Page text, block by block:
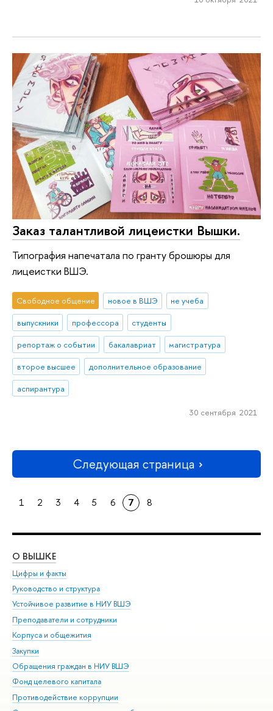
Заказ талантливой лицеистки Вышки.
Типография напечатала по гранту брошюры для
лицеистки ВШЭ.
Свободное общение новое в ВШЭ
не учеба
выпускники
профессора
студенты
репортаж о событии
бакалавриат
магистратура
второе высшее
дополнительное образование
аспирантура
30 сентября 2021
Следующая страница
1 2 3 4 5 6 7 8
О ВЫШКЕ
Цифры и факты
Руководство и структура
Устойчивое развитие в НИУ ВШЭ
Преподаватели и сотрудники
Корпуса и общежития
Закупки
Обращения граждан в НИУ ВШЭ
Фонд целевого капитала
Противодействие коррупции